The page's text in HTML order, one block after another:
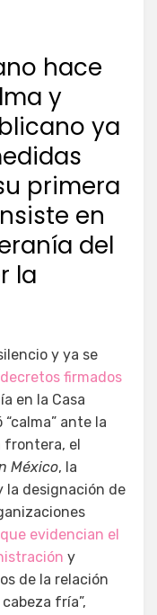
hace
y
ya
primera
en
del
la
y ya se
firmados
en la Casa
“calma” ante la
frontera, el
México, la
la designación de
evidencian el
y
de la relación
fría”,